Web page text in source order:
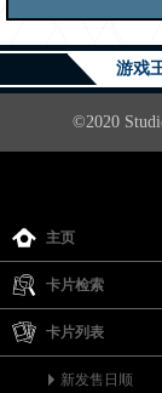
游戏
©2020
主页
卡片检索
卡片列表
新发售日顺